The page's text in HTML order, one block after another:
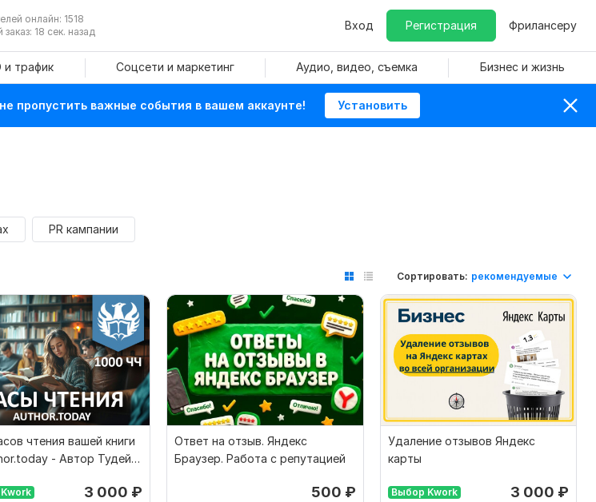
онлайн: 1518
18 сек. назад
Вход Регистрация Фрилансеру
и трафик Соцсети и маркетинг Аудио, видео, съемка Бизнес и жизнь
пропустить важные события в вашем аккаунте! Установить
PR кампании
Сортировать: рекомендуемые
чтения вашей книги
- Автор Тудей +
3 000 ₽
Ответ на отзыв. Яндекс
Браузер. Работа с репутацией
500 ₽
Удаление отзывов Яндекс
карты
Выбор Kwork 3 000 ₽